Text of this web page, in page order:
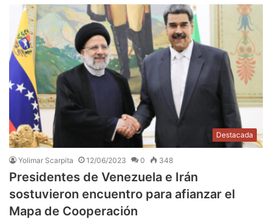
Destacada
Yolimar Scarpita 12/06/2023 0 348
Presidentes de Venezuela e Irán
sostuvieron encuentro para afianzar el
Mapa de Cooperación